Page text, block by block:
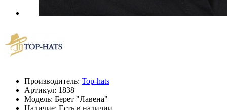
Производитель: Top-hats
Артикул: 1838
Модель: Берет "Лавена"
Наличие: Есть в наличии